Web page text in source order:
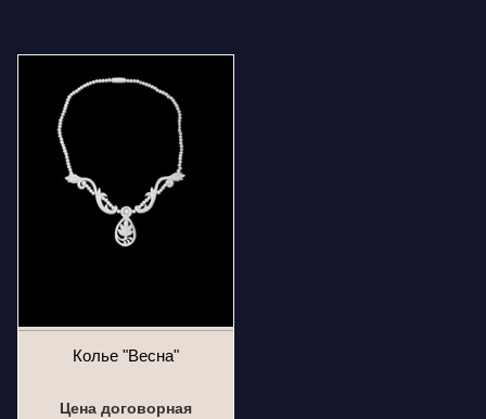
Колье "Весна"
Цена договорная